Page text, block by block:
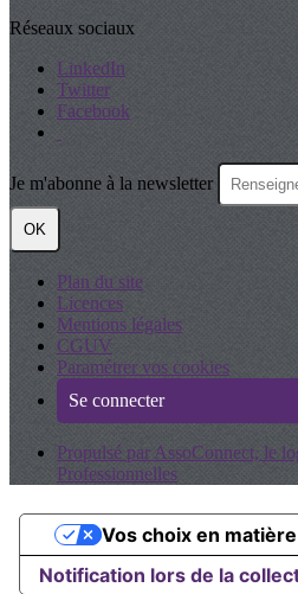
Réseaux sociaux
LinkedIn
Twitter
Facebook
Je m'abonne à la newsletter
OK
Plan du site
Licences
Mentions légales
CGUV
Paramétrer vos cookies
Se connecter
Propulsé par AssoConnect, le
Professionnelles
Notification lors de la
Vos choix en